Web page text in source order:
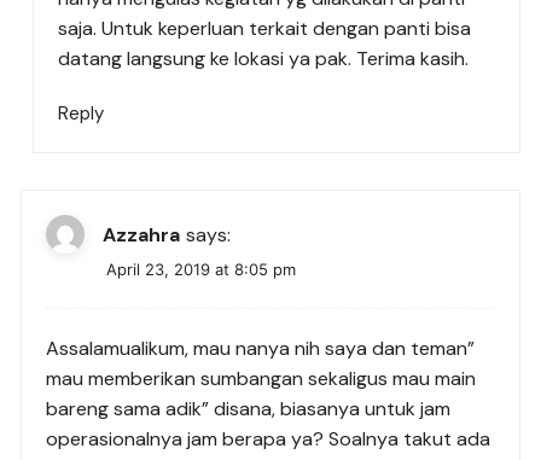
saja. Untuk keperluan terkait dengan panti bisa
datang langsung ke lokasi ya pak. Terima kasih.
Reply
Azzahra says:
April 23, 2019 at 8:05 pm
Assalamualikum, mau nanya nih saya dan teman”
mau memberikan sumbangan sekaligus mau main
bareng sama adik” disana, biasanya untuk jam
operasionalnya jam berapa ya? Soalnya takut ada